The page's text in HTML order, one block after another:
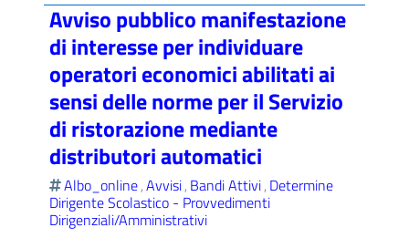
Avviso pubblico manifestazione
di interesse per individuare
operatori economici abilitati ai
sensi delle norme per il Servizio
di ristorazione mediante
distributori automatici
Albo_online,Avvisi, Bandi Attivi, Determine
Dirigente Scolastico - Provvedimenti
Dirigenziali/Amministrativi